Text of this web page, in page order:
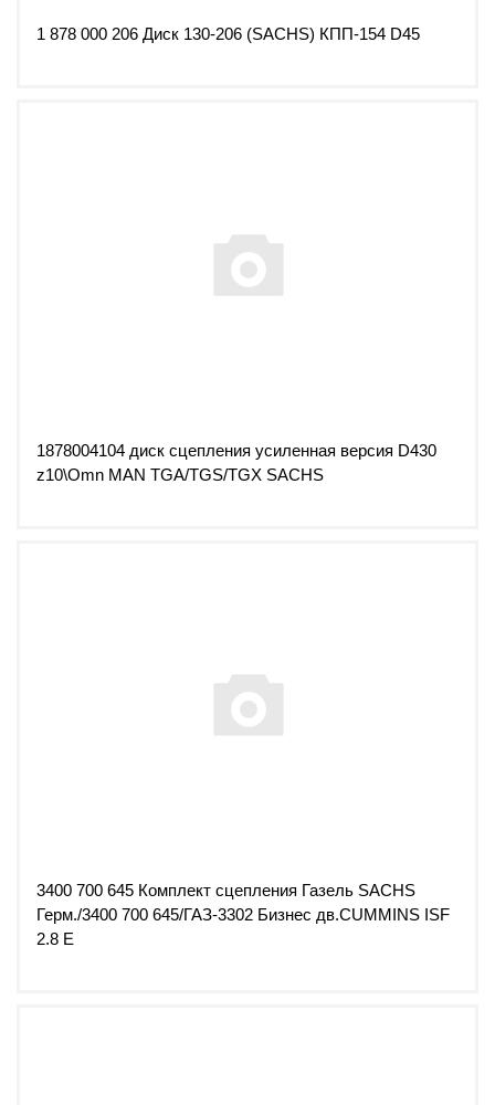
1 878 000 206 Диск 130-206 (SACHS) КПП-154 D45
1878004104 диск сцепления усиленная версия D430
z10\Omn MAN TGA/TGS/TGX SACHS
3400 700 645 Комплект сцепления Газель SACHS
Герм./3400 700 645/ГАЗ-3302 Бизнес дв.CUMMINS ISF
2.8 Е